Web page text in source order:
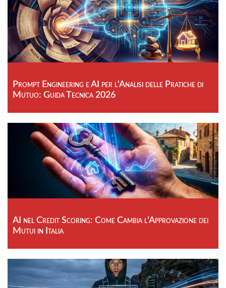
Prompt Engineering e AI per l'Analisi delle Pratiche di
Mutuo: Guida Tecnica 2026
AI nel Credit Scoring: Come Cambia l'Approvazione dei
Mutui in Italia